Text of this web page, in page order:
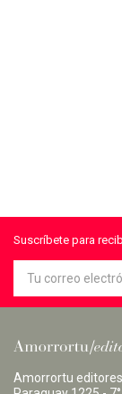
Suscríbete para
Amorrortu